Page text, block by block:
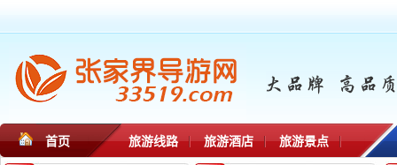
首页 旅游线路 旅游酒店 旅游景点